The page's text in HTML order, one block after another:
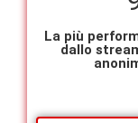
La più
dallo